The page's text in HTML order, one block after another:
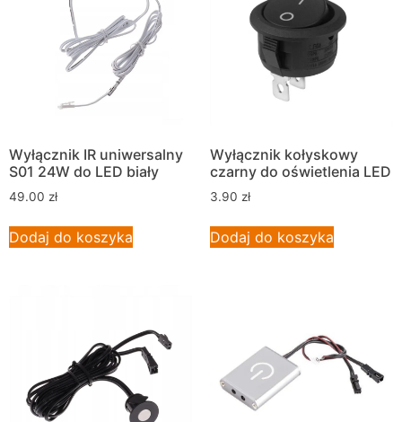
Wyłącznik IR uniwersalny
S01 24W do LED biały
49.00 zł
Dodaj do koszyka
Wyłącznik kołyskowy
czarny do oświetlenia LED
3.90 zł
Dodaj do koszyka